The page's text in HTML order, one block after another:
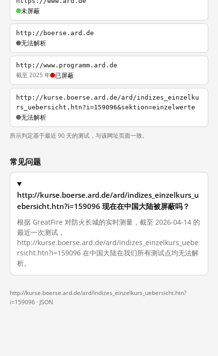
未屏蔽
http://boerse.ard.de
无法解析
http://www.programm.ard.de
截至 2025 年 已屏蔽
http://kurse.boerse.ard.de/ard/indizes_einzelku
rs_uebersicht.htn?i=159096&sektion=einzelwerte
无法解析
所示判定基于最近 90 天的测试，与该网址页面一致。
常见问题
http://kurse.boerse.ard.de/ard/indizes_einzelkurs_u
ebersicht.htn?i=159096 现在在中国大陆被屏蔽吗？
根据 GreatFire 对防火长城的实时测量，截至 2026-04-14 的
最近一次测试，
http://kurse.boerse.ard.de/ard/indizes_einzelkurs_uebe
rsicht.htn?i=159096 在中国大陆在我们所有测试点均无法解
析。
http://kurse.boerse.ard.de/ard/indizes_einzelkurs_uebersicht.htn?
i=159096 · JSON